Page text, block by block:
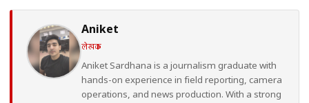
Aniket
लेखक
Aniket Sardhana is a journalism graduate with
hands-on experience in field reporting, camera
operations, and news production. With a strong